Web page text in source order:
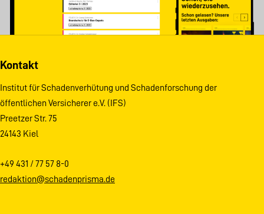
Kontakt
Institut für Schadenverhütung und Schadenforschung der
öffentlichen Versicherer e.V. (IFS)
Preetzer Str. 75
24143 Kiel
+49 431 / 77 57 8-0
redaktion@schadenprisma.de